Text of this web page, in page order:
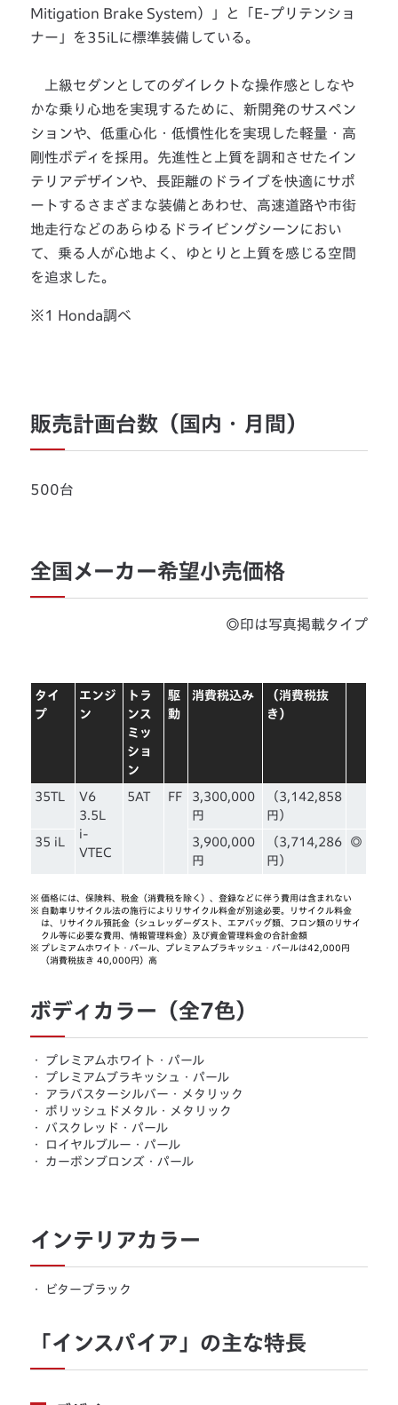
Mitigation Brake System）」と「E-プリテンショ
ナー」を35iLに標準装備している。
上級セダンとしてのダイレクトな操作感としなや
かな乗り心地を実現するために、新開発のサスペン
ションや、低重心化・低慣性化を実現した軽量・高
剛性ボディを採用。先進性と上質を調和させたイン
テリアデザインや、長距離のドライブを快適にサポ
ートするさまざまな装備とあわせ、高速道路や市街
地走行などのあらゆるドライビングシーンにおい
て、乗る人が心地よく、ゆとりと上質を感じる空間
を追求した。
※1 Honda調べ
販売計画台数（国内・月間）
500台
全国メーカー希望小売価格
◎印は写真掲載タイプ
タイ
プ
エンジ
ン
トラ
ンス
ミッ
ショ
ン
駆
動
消費税込み
（消費税抜
き）
35TL
V6
3.5L
i-
VTEC
5AT FF
3,300,000
円
（3,142,858
円）
35 iL
3,900,000
円
（3,714,286
円）
◎
※ 価格には、保険料、税金（消費税を除く）、登録などに伴う費用は含まれない
※ 自動車リサイクル法の施行によりリサイクル料金が別途必要。リサイクル料金
は、リサイクル預託金（シュレッダーダスト、エアバッグ類、フロン類のリサイ
クル等に必要な費用、情報管理料金）及び資金管理料金の合計金額
※ プレミアムホワイト・パール、プレミアムブラキッシュ・パールは42,000円
（消費税抜き 40,000円）高
ボディカラー（全7色）
・
プレミアムホワイト・パール
・
プレミアムブラキッシュ・パール
・
アラバスターシルバー・メタリック
・
ポリッシュドメタル・メタリック
・
バスクレッド・パール
・
ロイヤルブルー・パール
・
カーボンブロンズ・パール
インテリアカラー
・ ビターブラック
「インスパイア」の主な特長